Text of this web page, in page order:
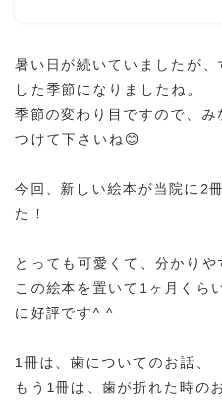
暑い日が続いていましたが
した季節になりましたね。
季節の変わり目ですので、
つけて下さいね😊
今回、新しい絵本が当院に2
た！
とっても可愛くて、分かり
この絵本を置いて1ヶ月くら
に好評です^ ^
1冊は、歯についてのお話、
もう1冊は、歯が折れた時の